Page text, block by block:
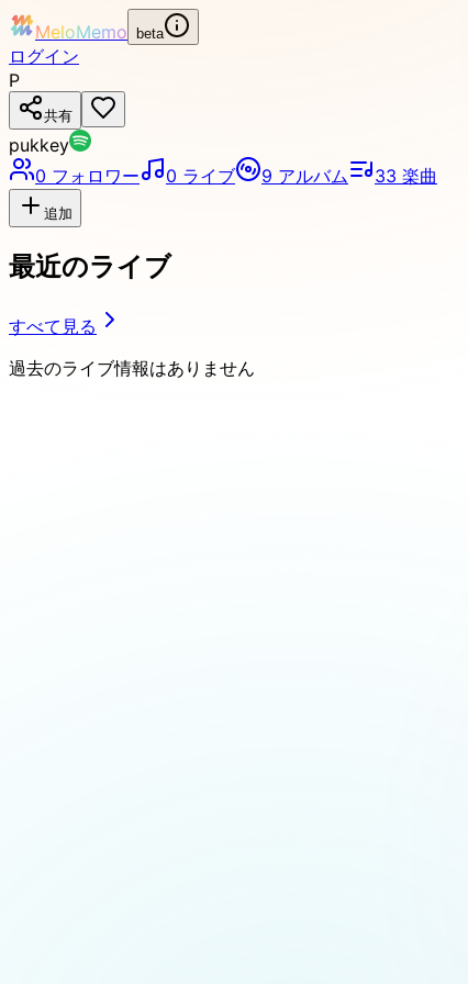
MeloMemo beta
ログイン
P
共有
pukkey
0 フォロワー 0 ライブ 9 アルバム 33 楽曲
追加
最近のライブ
すべて見る
過去のライブ情報はありません